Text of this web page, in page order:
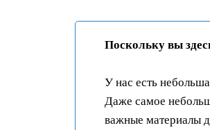
Поскольку вы
У нас есть
Даже самое
важные материалы